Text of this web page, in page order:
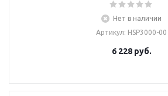
Нет в наличии
Артикул: HSP3000-00
6 228руб.